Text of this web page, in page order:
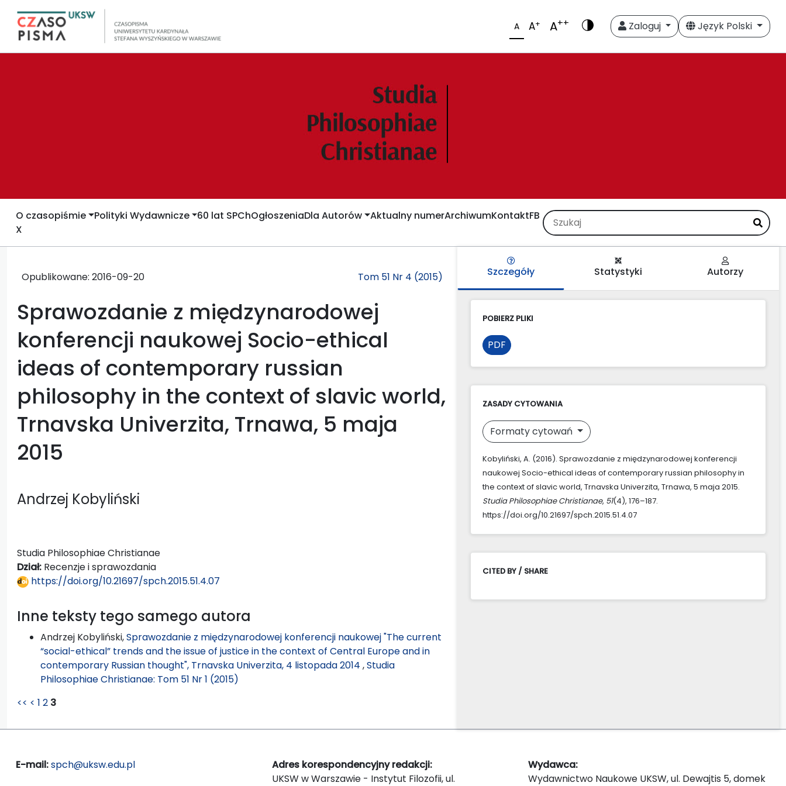
A A+ A++ Zaloguj Język Polski
O czasopiśmie Polityki Wydawnicze 60 lat SPChOgłoszeniaDla Autorów Aktualny numerArchiwumKontaktFB
X
Opublikowane: 2016-09-20 Tom 51 Nr 4 (2015)
Sprawozdanie z międzynarodowej
konferencji naukowej Socio-ethical
ideas of contemporary russian
philosophy in the context of slavic world,
Trnavska Univerzita, Trnawa, 5 maja
2015
Andrzej Kobyliński
Studia Philosophiae Christianae
Dział: Recenzje i sprawozdania
https://doi.org/10.21697/spch.2015.51.4.07
Inne teksty tego samego autora
Andrzej Kobyliński,Sprawozdanie z międzynarodowej konferencji naukowej "The current
“social-ethical” trends and the issue of justice in the context of Central Europe and in
contemporary Russian thought", Trnavska Univerzita, 4 listopada 2014 ,Studia
Philosophiae Christianae: Tom 51 Nr 1 (2015)
<< < 1 2 3
Szczegóły Statystyki Autorzy
POBIERZ PLIKI
PDF
ZASADY CYTOWANIA
Formaty cytowań
Kobyliński, A. (2016). Sprawozdanie z międzynarodowej konferencji
naukowej Socio-ethical ideas of contemporary russian philosophy in
the context of slavic world, Trnavska Univerzita, Trnawa, 5 maja 2015.
Studia Philosophiae Christianae, 51(4), 176–187.
https://doi.org/10.21697/spch.2015.51.4.07
CITED BY / SHARE
E-mail:spch@uksw.edu.pl
Adres korespondencyjny redakcji:
UKSW w Warszawie - Instytut Filozofii, ul.
Wydawca:
Wydawnictwo Naukowe UKSW, ul. Dewajtis 5, domek